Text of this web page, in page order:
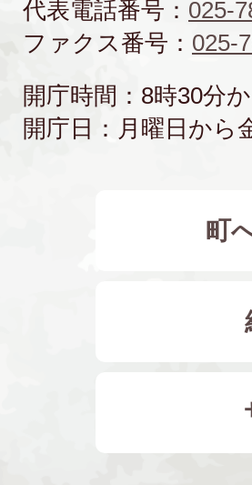
代表電話番号： 025-
ファクス番号： 025-
開庁時間：8時30分
開庁日：月曜日から
町